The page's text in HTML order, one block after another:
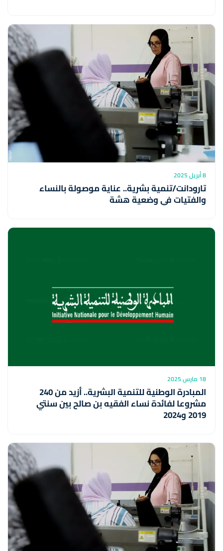
8 أبريل 2025
تارودانت/تنمية بشرية.. عناية موصولة بالنساء
والفتيات في وضعية هشة
18 مارس 2025
المبادرة الوطنية للتنمية البشرية.. أزيد من 240
مشروعا لفائدة نساء الفقيه بن صالح بين سنتي
2019 و2024